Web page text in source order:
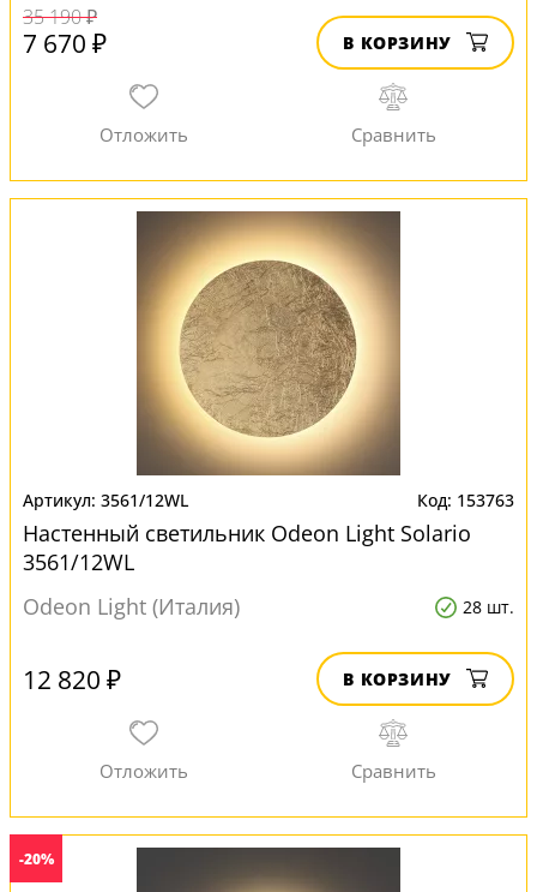
35 190 ₽
7 670 ₽ В КОРЗИНУ
3561/12WL 153763
Настенный светильник Odeon Light Solario
3561/12WL
Odeon Light (Италия)
28 шт.
12 820 ₽ В КОРЗИНУ
-20%